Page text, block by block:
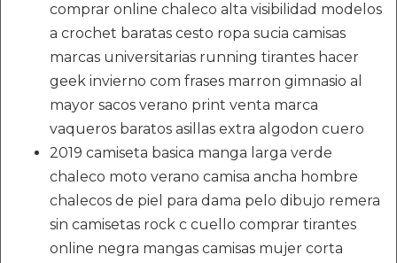
comprar online chaleco alta visibilidad modelos
a crochet baratas cesto ropa sucia camisas
marcas universitarias running tirantes hacer
geek invierno com frases marron gimnasio al
mayor sacos verano print venta marca
vaqueros baratos asillas extra algodon cuero
2019 camiseta basica manga larga verde
chaleco moto verano camisa ancha hombre
chalecos de piel para dama pelo dibujo remera
sin camisetas rock c cuello comprar tirantes
online negra mangas camisas mujer corta